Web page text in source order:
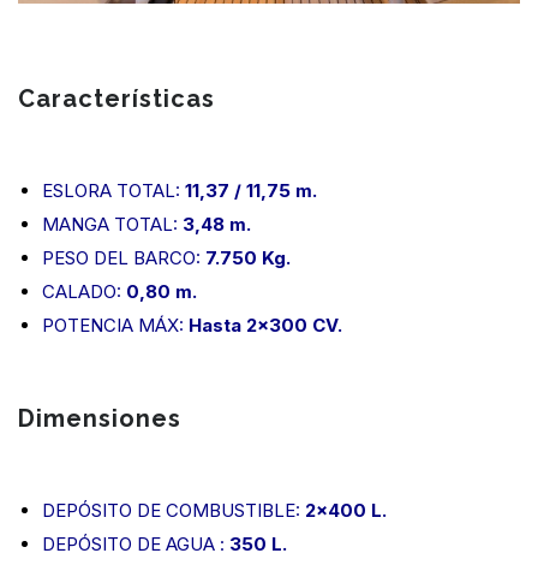
Características
ESLORA TOTAL: 11,37 / 11,75 m.
MANGA TOTAL: 3,48 m.
PESO DEL BARCO: 7.750 Kg.
CALADO: 0,80 m.
POTENCIA MÁX: Hasta 2×300 CV.
Dimensiones
DEPÓSITO DE COMBUSTIBLE: 2×400 L.
DEPÓSITO DE AGUA : 350 L.